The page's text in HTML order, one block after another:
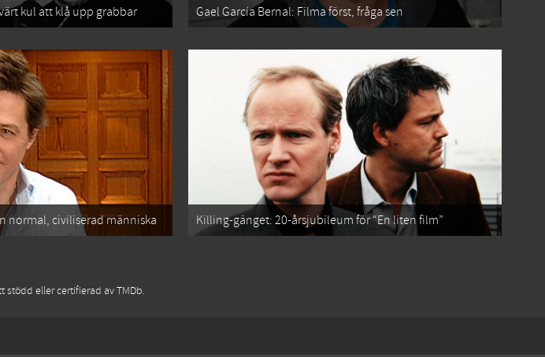
kul att klå upp grabbar Gael García Bernal: Filma först, fråga sen
normal, civiliserad människa Killing-gänget: 20-årsjubileum för “En liten film”
stödd eller certifierad av TMDb.